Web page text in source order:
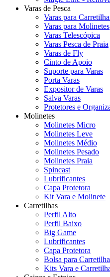
Varas de Pesca
Varas para
Varas para Molinetes
Varas Telescópica
Varas Pesca de Praia
Varas de Fly
Cinto de Apoio
Suporte para Varas
Porta Varas
Expositor de Varas
Salva Varas
Protetores e
Molinetes
Molinetes Micro
Molinetes Leve
Molinetes Médio
Molinetes Pesado
Molinetes Praia
Spincast
Lubrificantes
Capa Protetora
Kit Vara e Molinete
Carretilhas
Perfil Alto
Perfil Baixo
Big Game
Lubrificantes
Capa Protetora
Bolsa para
Kits Vara e